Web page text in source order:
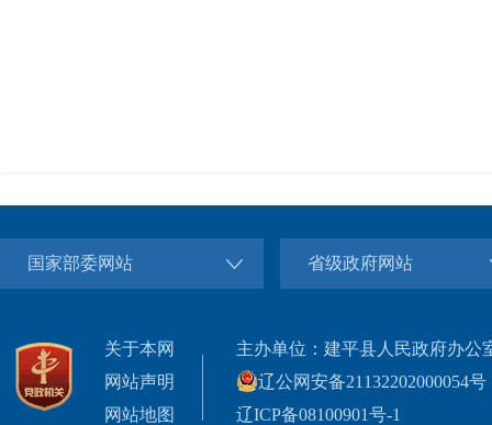
国家部委网站 省级政府网站
关于本网
网站声明
网站地图
主办单位：建平县人民政府办公
辽公网安备21132202000054号
辽ICP备08100901号-1